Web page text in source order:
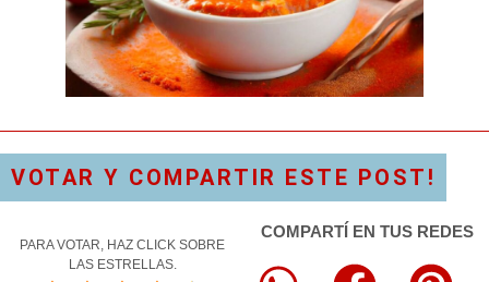
VOTAR Y COMPARTIR ESTE POST!
PARA VOTAR, HAZ CLICK SOBRE
LAS ESTRELLAS.
COMPARTÍ EN TUS REDES